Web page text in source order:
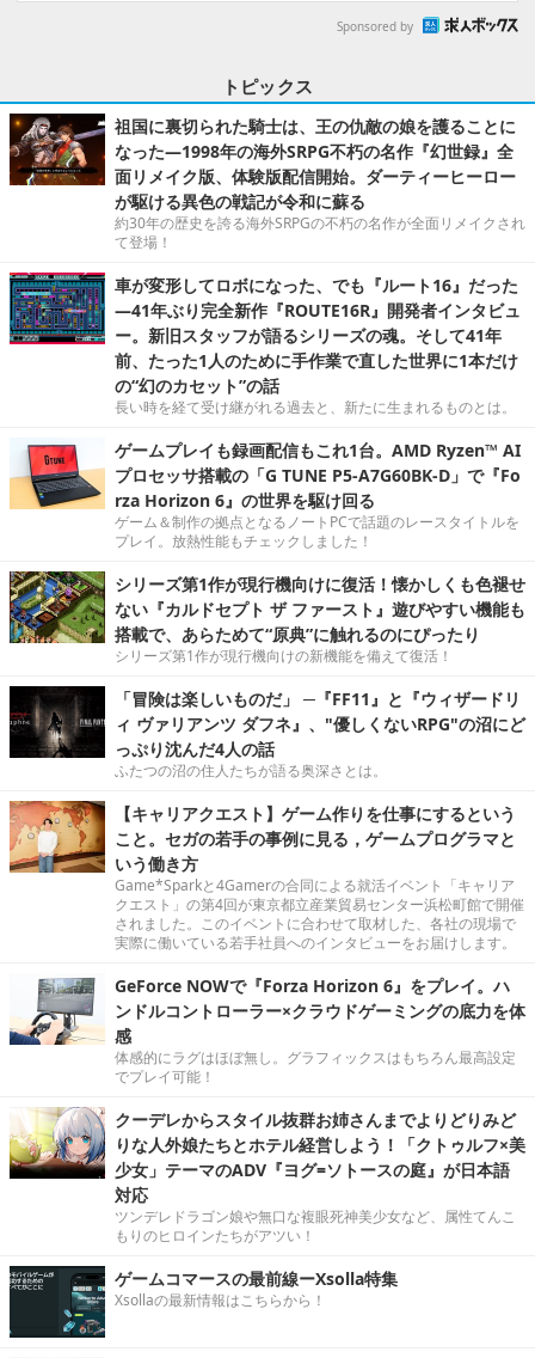
Sponsored by
トピックス
祖国に裏切られた騎士は、王の仇敵の娘を護ることに
なった―1998年の海外SRPG不朽の名作『幻世録』全
面リメイク版、体験版配信開始。ダーティーヒーロー
が駆ける異色の戦記が令和に蘇る
約30年の歴史を誇る海外SRPGの不朽の名作が全面リメイクされ
て登場！
車が変形してロボになった、でも『ルート16』だった
―41年ぶり完全新作『ROUTE16R』開発者インタビュ
ー。新旧スタッフが語るシリーズの魂。そして41年
前、たった1人のために手作業で直した世界に1本だけ
の“幻のカセット”の話
長い時を経て受け継がれる過去と、新たに生まれるものとは。
ゲームプレイも録画配信もこれ1台。AMD Ryzen™ AI
プロセッサ搭載の「G TUNE P5-A7G60BK-D」で『Fo
rza Horizon 6』の世界を駆け回る
ゲーム＆制作の拠点となるノートPCで話題のレースタイトルを
プレイ。放熱性能もチェックしました！
シリーズ第1作が現行機向けに復活！懐かしくも色褪せ
ない『カルドセプト ザ ファースト』遊びやすい機能も
搭載で、あらためて“原典”に触れるのにぴったり
シリーズ第1作が現行機向けの新機能を備えて復活！
「冒険は楽しいものだ」 ─『FF11』と『ウィザードリ
ィ ヴァリアンツ ダフネ』、"優しくないRPG"の沼にど
っぷり沈んだ4人の話
ふたつの沼の住人たちが語る奥深さとは。
【キャリアクエスト】ゲーム作りを仕事にするという
こと。セガの若手の事例に見る，ゲームプログラマと
いう働き方
Game*Sparkと4Gamerの合同による就活イベント「キャリア
クエスト」の第4回が東京都立産業貿易センター浜松町館で開催
されました。このイベントに合わせて取材した、各社の現場で
実際に働いている若手社員へのインタビューをお届けします。
GeForce NOWで『Forza Horizon 6』をプレイ。ハ
ンドルコントローラー×クラウドゲーミングの底力を体
感
体感的にラグはほぼ無し。グラフィックスはもちろん最高設定
でプレイ可能！
クーデレからスタイル抜群お姉さんまでよりどりみど
りな人外娘たちとホテル経営しよう！「クトゥルフ×美
少女」テーマのADV『ヨグ=ソトースの庭』が日本語
対応
ツンデレドラゴン娘や無口な複眼死神美少女など、属性てんこ
もりのヒロインたちがアツい！
ゲームコマースの最前線ーXsolla特集
Xsollaの最新情報はこちらから！